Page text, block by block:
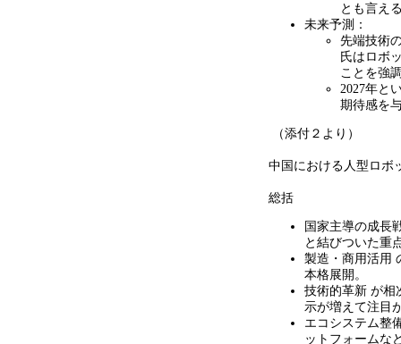
とも言え
未来予測：
先端技術
氏はロボ
ことを強
2027年と
期待感を
（添付２より）
中国における人型ロボ
総括
国家主導の成長
と結びついた重
製造・商用活用
本格展開。
技術的革新 が相
示が増えて注目
エコシステム整
ットフォームな